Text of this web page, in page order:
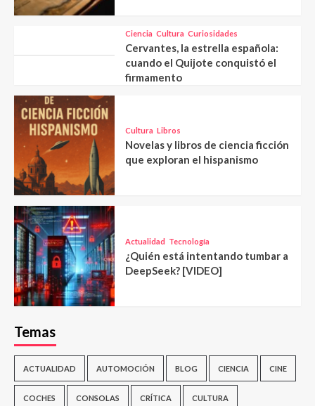
Ciencia Cultura Curiosidades
Cervantes, la estrella española:
cuando el Quijote conquistó el
firmamento
Cultura Libros
Novelas y libros de ciencia ficción
que exploran el hispanismo
Actualidad Tecnología
¿Quién está intentando tumbar a
DeepSeek? [VIDEO]
Temas
ACTUALIDAD AUTOMOCIÓN BLOG CIENCIA CINE
COCHES CONSOLAS CRÍTICA CULTURA